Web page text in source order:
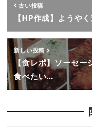
古い投稿
【HP作成】ようや
新しい投稿
【食レポ】ソーセー
食べたい…